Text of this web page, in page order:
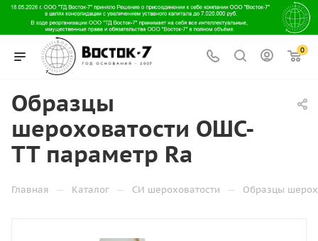
0
Образцы
шероховатости ОШС-
ТТ параметр Ra
Главная — Каталог — СИ шероховатости — Образцы